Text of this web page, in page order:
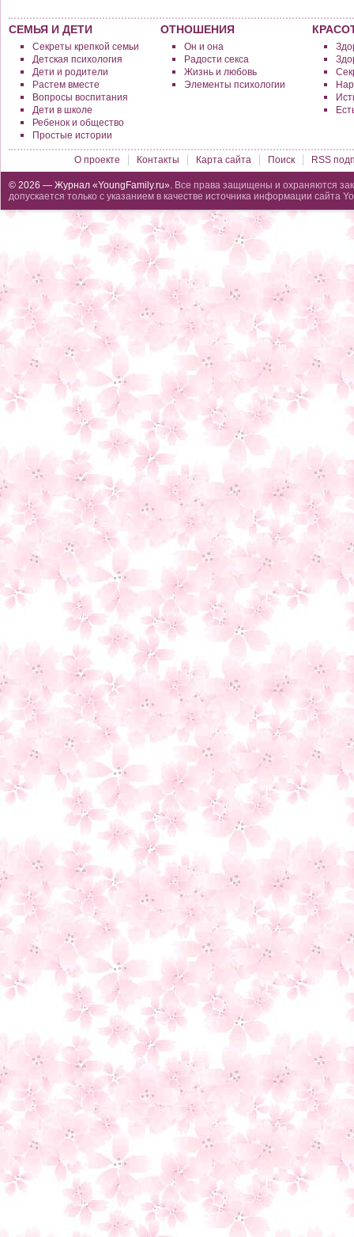
СЕМЬЯ И ДЕТИ
Секреты крепкой семьи
Детская психология
Дети и родители
Растем вместе
Вопросы воспитания
Дети в школе
Ребенок и общество
Простые истории
ОТНОШЕНИЯ
Он и она
Радости секса
Жизнь и любовь
Элементы психологии
О проекте Контакты Карта сайта Поиск RSS
© 2026 — Журнал «YoungFamily.ru». Все права защищены и охраняются
допускается только с указанием в качестве источника информации сайта